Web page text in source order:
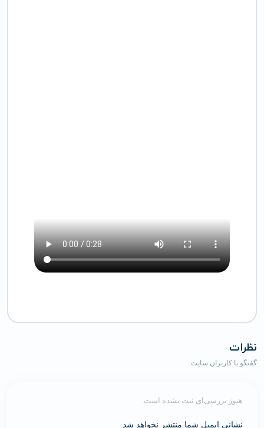
نظرات
گفتگو با کاربران سایت
هنوز بررسی‌ای ثبت نشده است.
نشانی ایمیل شما منتشر نخواهد شد.